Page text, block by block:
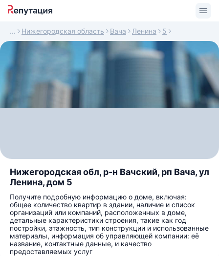
Нижегородская область Вача Ленина 5
Нижегородская обл, р-н Вачский, рп Вача, ул
Ленина, дом 5
Получите подробную информацию о доме, включая:
общее количество квартир в здании, наличие и список
организаций или компаний, расположенных в доме,
детальные характеристики строения, такие как год
постройки, этажность, тип конструкции и использованные
материалы, информация об управляющей компании: её
название, контактные данные, и качество
предоставляемых услуг